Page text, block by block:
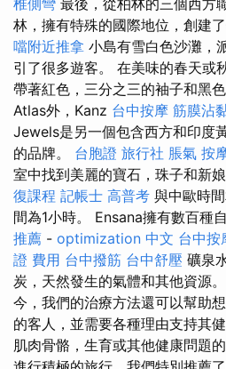
椎側彎 最後，從柏林的三個西方
林，擁有特殊的國際地位，創建
噹附近推拿 小島有雪白色沙灘，
引了很多遊客。 在美味的春天或
帶著紅色，三分之三的袖子和黑
Atlas外，Kanz 台中按摩 筋膜沾
Jewels是另一個包含西方和印度
的品牌。 台胞證 旅行社 脹氣 按
室中找到美麗的寶石，珠子和新
復課程 記帳士 高普考 與中歐時
間為1小時。 Ensana擁有數百種
推薦 - optimization 中文 台中
證 費用 台中撥筋 台中舒壓 礦泉
炭，天然發生的氣體和其他資源。
今，我們的治療方法還可以幫助
的客人，並需要各種理由支持其
肌肉骨骼，生育或其他健康問題的